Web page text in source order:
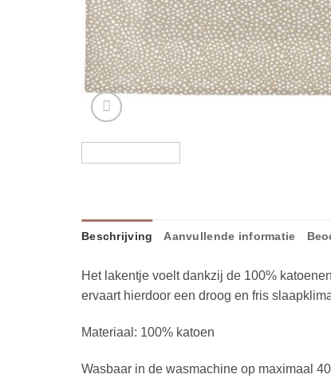
Beschrijving Aanvullende informatie
Het lakentje voelt dankzij de 100%
ervaart hierdoor een droog en fris
Materiaal: 100% katoen
Wasbaar in de wasmachine op maximaal